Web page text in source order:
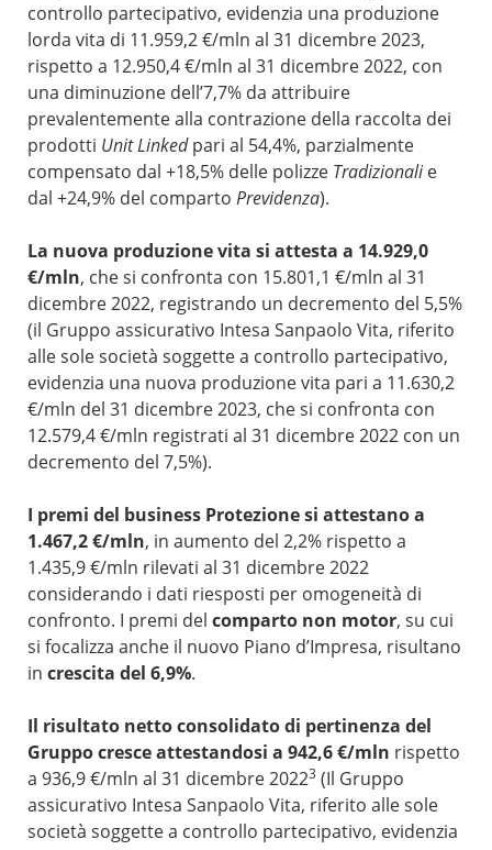
controllo partecipativo, evidenzia una produzione
lorda vita di 11.959,2 €/mln al 31 dicembre 2023,
rispetto a 12.950,4 €/mln al 31 dicembre 2022, con
una diminuzione dell’7,7% da attribuire
prevalentemente alla contrazione della raccolta dei
prodotti Unit Linkedpari al 54,4%, parzialmente
compensato dal +18,5% delle polizze Tradizionalie
dal +24,9% del comparto Previdenza).
La nuova produzione vita si attesta a 14.929,0
€/mln, che si confronta con 15.801,1 €/mln al 31
dicembre 2022, registrando un decremento del 5,5%
(il Gruppo assicurativo Intesa Sanpaolo Vita, riferito
alle sole società soggette a controllo partecipativo,
evidenzia una nuova produzione vita pari a 11.630,2
€/mln del 31 dicembre 2023, che si confronta con
12.579,4 €/mln registrati al 31 dicembre 2022 con un
decremento del 7,5%).
I premi del business Protezionesi attestano a
1.467,2 €/mln, in aumento del 2,2% rispetto a
1.435,9 €/mln rilevati al 31 dicembre 2022
considerando i dati riesposti per omogeneità di
confronto. I premi del comparto non motor, su cui
si focalizza anche il nuovo Piano d’Impresa, risultano
in crescita del 6,9%.
Il risultato netto consolidato di pertinenza del
Gruppo cresce attestandosi a 942,6 €/mln rispetto
a 936,9 €/mln al 31 dicembre 20223 (Il Gruppo
assicurativo Intesa Sanpaolo Vita, riferito alle sole
società soggette a controllo partecipativo, evidenzia